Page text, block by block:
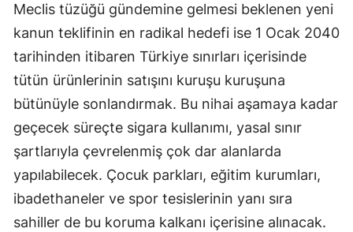
Muğla
Muş
Nevşehir
Niğde
Ordu
Rize
Sakarya
Meclis tüzüğü gündemine gelmesi beklenen yeni
kanun teklifinin en radikal hedefi ise 1 Ocak 2040
tarihinden itibaren Türkiye sınırları içerisinde
tütün ürünlerinin satışını kuruşu kuruşuna
bütünüyle sonlandırmak. Bu nihai aşamaya kadar
geçecek süreçte sigara kullanımı, yasal sınır
şartlarıyla çevrelenmiş çok dar alanlarda
yapılabilecek. Çocuk parkları, eğitim kurumları,
ibadethaneler ve spor tesislerinin yanı sıra
sahiller de bu koruma kalkanı içerisine alınacak.